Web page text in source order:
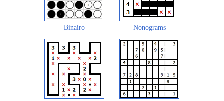
Binairo Nonograms